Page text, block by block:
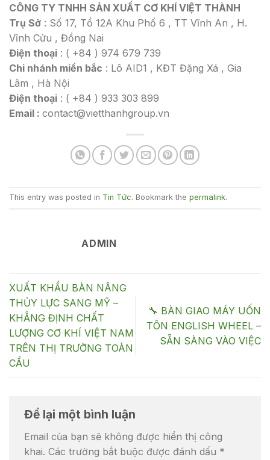
CÔNG TY TNHH SẢN XUẤT CƠ KHÍ VIỆT THÀNH
Trụ Sở : Số 17, Tổ 12A Khu Phố 6 , TT Vĩnh An , H.
Vĩnh Cửu , Đồng Nai
Điện thoại : ( +84 ) 974 679 739
Chi nhánh miền bắc : Lô AID1 , KĐT Đặng Xá , Gia
Lâm , Hà Nội
Điện thoại : ( +84 ) 933 303 899
Email : contact@vietthanhgroup.vn
This entry was posted in Tin Tức. Bookmark the permalink.
ADMIN
XUẤT KHẨU BÀN NÂNG
THỦY LỰC SANG MỸ –
KHẲNG ĐỊNH CHẤT
LƯỢNG CƠ KHÍ VIỆT NAM
TRÊN THỊ TRƯỜNG TOÀN
CẦU
🔧 BÀN GIAO MÁY UỐN
TÔN ENGLISH WHEEL –
SẴN SÀNG VÀO VIỆC
Để lại một bình luận
Email của bạn sẽ không được hiển thị công
khai. Các trường bắt buộc được đánh dấu *